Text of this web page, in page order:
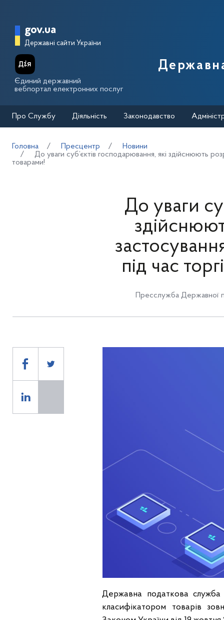
Головна сторінка Державної
gov.ua
Державні сайти України
Єдиний державний
вебпортал електронних послуг
Про Службу Діяльність Законодавство
Головна Пресцентр
Новини
До уваги суб’єктів господарювання, які здійснюють
товарами!
До уваги
під час
Пресслужба Державної
Державна податкова служба
класифікатором товарів